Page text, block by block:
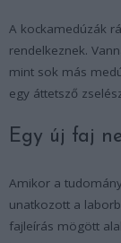
A kockamedúzák
rendelkeznek.
mint sok más
egy áttetsző
Egy új faj
Amikor a
unatkozott a
fajleírás mögött